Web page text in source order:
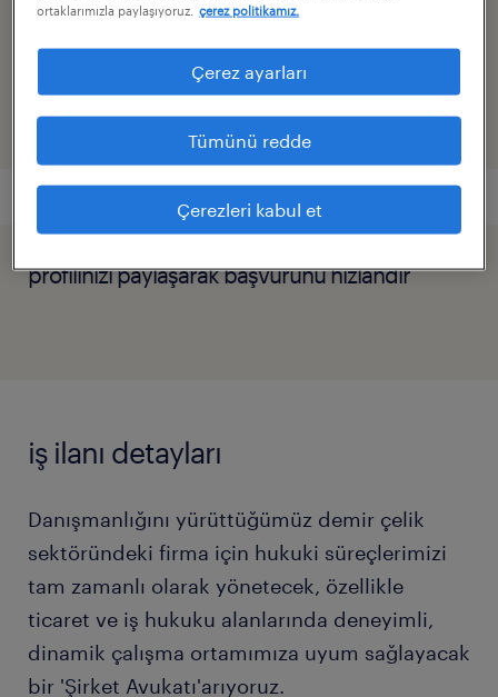
profilinizi paylaşarak başvurunu hızlandır
iş ilanı detayları
Danışmanlığını yürüttüğümüz demir çelik
sektöründeki firma için hukuki süreçlerimizi
tam zamanlı olarak yönetecek, özellikle
ticaret ve iş hukuku alanlarında deneyimli,
dinamik çalışma ortamımıza uyum sağlayacak
bir 'Şirket Avukatı'arıyoruz.
ortaklarımızla paylaşıyoruz.
çerez politikamız.
Çerez ayarları
Tümünü redde
Çerezleri kabul et